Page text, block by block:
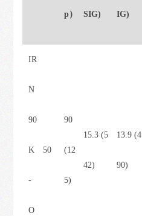
p） SIG) IG)
IR
N
90
K
-
O
50
90
(12
5)
15.3 (5
42)
13.9 (4
90)